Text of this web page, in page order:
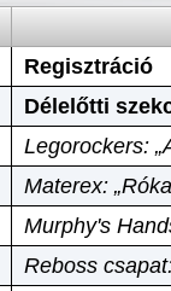
Regisztráció
Délelőtti
Legorockers:
Materex:
Murphy's
Reboss